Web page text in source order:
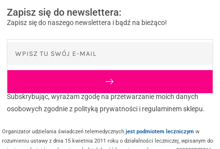
Zapisz się do newslettera:
Zapisz się do naszego newslettera i bądź na bieżąco!
Subskrybując, wyrażam zgodę na przetwarzanie moich danych
osobowych zgodnie z polityką prywatności i regulaminem sklepu.
Organizator udzielania świadczeń telemedycznychjest podmiotem leczniczym w
rozumieniu ustawy z dnia 15 kwietnia 2011 roku o działalności leczniczej, wpisanym do